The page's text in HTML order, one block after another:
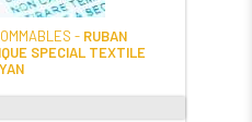
- RUBAN
SPECIAL TEXTILE